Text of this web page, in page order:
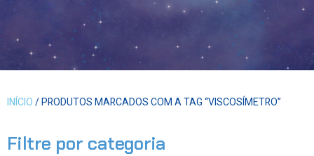
INÍCIO/ PRODUTOS MARCADOS COM A TAG “VISCOSÍMETRO”
Filtre por categoria